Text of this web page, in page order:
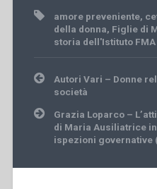
amore preveniente,
della donna, Figlie di
storia dell'Istituto FMA
Post
navigation
Autori Vari – Donne
società
Grazia Loparco –
di Maria Ausiliatrice
ispezioni governative